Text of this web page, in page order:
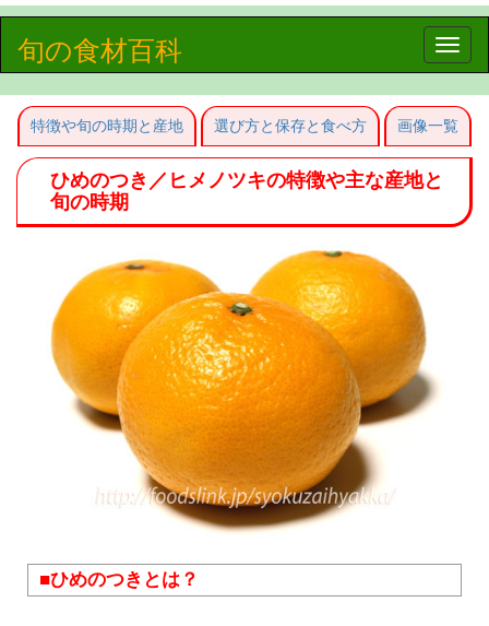
Toggle
旬の食材百科
特徴や旬の時期と産地 選び方と保存と食べ方 画像一覧
ひめのつき／ヒメノツキの特徴や主な産地と
旬の時期
■ひめのつきとは？